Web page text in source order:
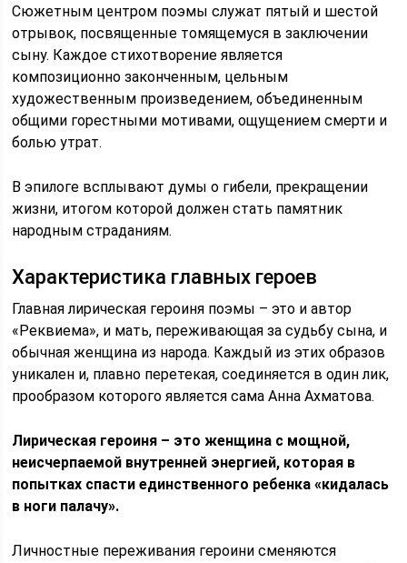
Сюжетным центром поэмы служат пятый и шестой
отрывок, посвященные томящемуся в заключении
сыну. Каждое стихотворение является
композиционно законченным, цельным
художественным произведением, объединенным
общими горестными мотивами, ощущением смерти и
болью утрат.
В эпилоге всплывают думы о гибели, прекращении
жизни, итогом которой должен стать памятник
народным страданиям.
Характеристика главных героев
Главная лирическая героиня поэмы – это и автор
«Реквиема», и мать, переживающая за судьбу сына, и
обычная женщина из народа. Каждый из этих образов
уникален и, плавно перетекая, соединяется в один лик,
прообразом которого является сама Анна Ахматова.
Лирическая героиня – это женщина с мощной,
неисчерпаемой внутренней энергией, которая в
попытках спасти единственного ребенка «кидалась
в ноги палачу».
Личностные переживания героини сменяются